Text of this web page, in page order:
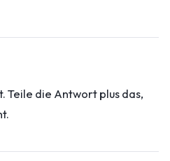
Teile die Antwort plus das,